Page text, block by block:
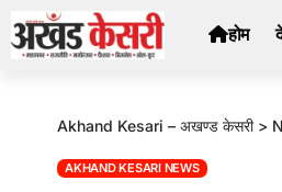
होम
Akhand Kesari – अखण्ड केसरी>
AKHAND KESARI NEWS